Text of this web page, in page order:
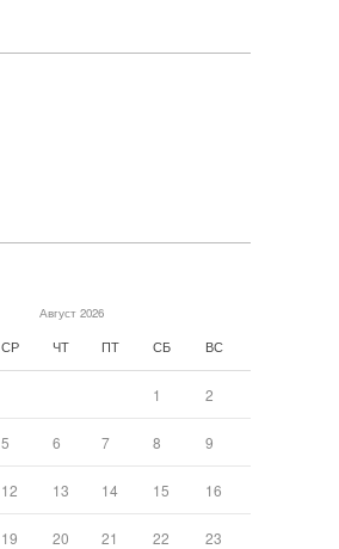
Август 2026
СР ЧТ ПТ СБ ВС
1 2
5 6 7 8 9
12 13 14 15 16
19 20 21 22 23